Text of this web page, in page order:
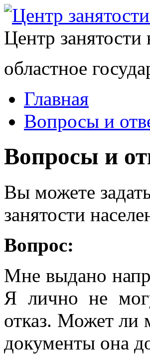
Центр
областное
Главная
Вопросы и
Вопросы и
Вы можете
занятости
Вопрос:
Мне выдано
Я лично не
отказ. Может ли
документы она